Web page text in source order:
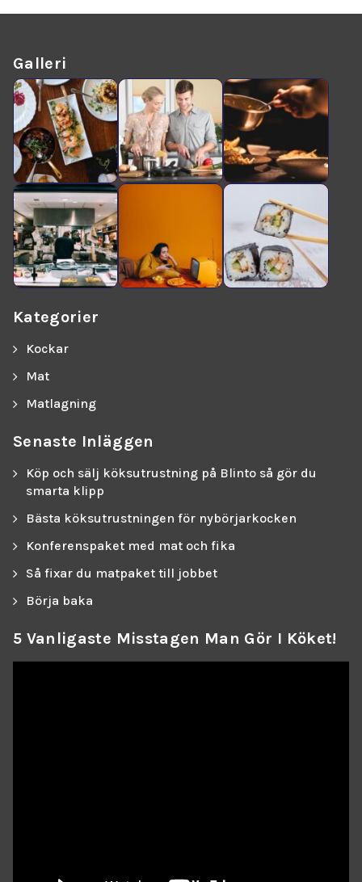
Galleri
Kategorier
Kockar
Mat
Matlagning
Senaste Inläggen
Köp och sälj köksutrustning på Blinto så gör du
smarta klipp
Bästa köksutrustningen för nybörjarkocken
Konferenspaket med mat och fika
Så fixar du matpaket till jobbet
Börja baka
5 Vanligaste Misstagen Man Gör I Köket!